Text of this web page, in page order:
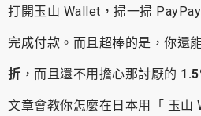
打開玉山 Wallet，掃一掃
完成付款。而且超棒的是，你還
折 ，而且還不用擔心那討厭的
文章會教你怎麼在日本用「 玉山